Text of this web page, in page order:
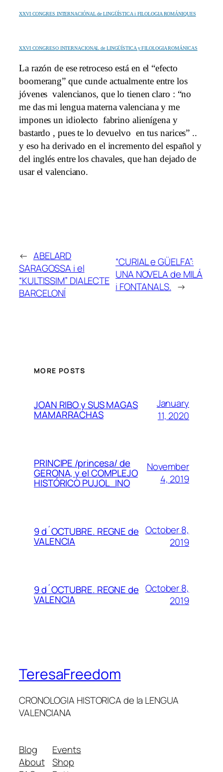
XXVI CONGRES INTERNACIÓNAL de LINGÜÍSTICA i FILOLOGIA ROMÁNIQUES
XXVI CONGRESO INTERNACIONAL de LINGÜÍSTICA y FILOLOGIA ROMÁNICAS
La razón de ese retroceso está en el “efecto
boomerang” que cunde actualmente entre los
jóvenes valencianos, que lo tienen claro : “no
me das mi lengua materna valenciana y me
impones un idiolecto fabrino alienígena y
bastardo , pues te lo devuelvo en tus narices” ..
y eso ha derivado en el incremento del español y
del inglés entre los chavales, que han dejado de
usar el valenciano.
← ABELARD
SARAGOSSA i el
“KULTISSIM” DIALECTE
BARCELONÍ
“CURIAL e GÜELFA”:
UNA NOVELA de MILÁ
i FONTANALS. →
MORE POSTS
JOAN RIBO y SUS MAGAS
MAMARRACHAS
January
11, 2020
PRINCIPE /princesa/ de
GERONA, y el COMPLEJO
HISTÓRICO PUJOL_INO
November
4, 2019
9 d´OCTUBRE. REGNE de
VALENCIA
October 8,
2019
9 d´OCTUBRE. REGNE de
VALENCIA
October 8,
2019
TeresaFreedom
CRONOLOGIA HISTORICA de la LENGUA
VALENCIANA
Blog
About
Events
Shop